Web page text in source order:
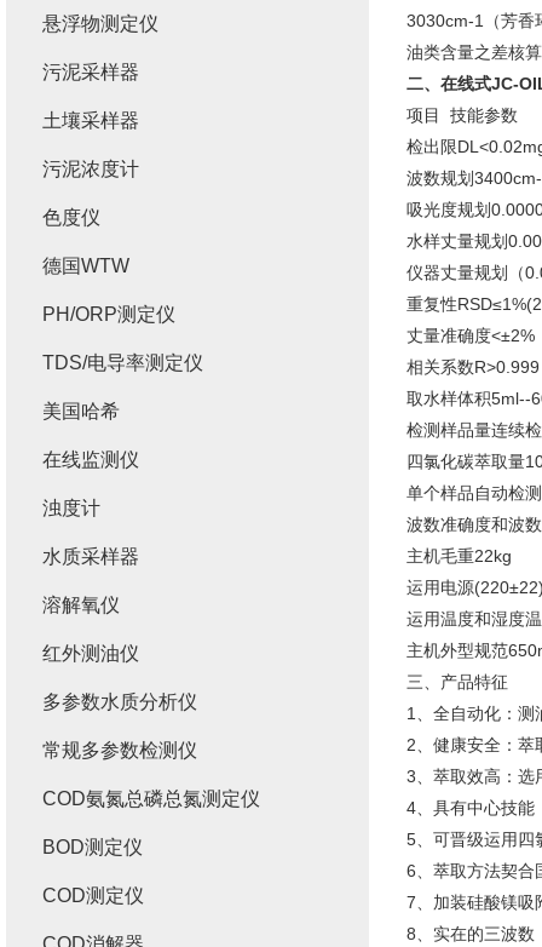
3030cm-1（芳香
油类含量之差核
二、 在线式JC-
项目 技能参数
检出限
波数规划
吸光度规划
水样丈量规划
仪器丈量规划（
重复性
丈量准确度<±2%
相关系数R>0.999
取水样体积5ml--
检测样品量连续
四氯化碳萃取量
单个样品自动检
波数准确度和波
主机毛重22kg
运用电源
运用温度和湿度
主机外型规范
三、产品特征
1、全自动化：测
2、健康安全：萃
3、萃取效高：选
4、具有中心技能
5、可晋级运用四
6、萃取方法契合
7、加装硅酸镁吸
8、实在的三波数
悬浮物测定仪
污泥采样器
土壤采样器
污泥浓度计
色度仪
德国WTW
PH/ORP测定仪
TDS/电导率测定仪
美国哈希
在线监测仪
浊度计
水质采样器
溶解氧仪
红外测油仪
多参数水质分析仪
常规多参数检测仪
COD氨氮总磷总氮测定仪
BOD测定仪
COD测定仪